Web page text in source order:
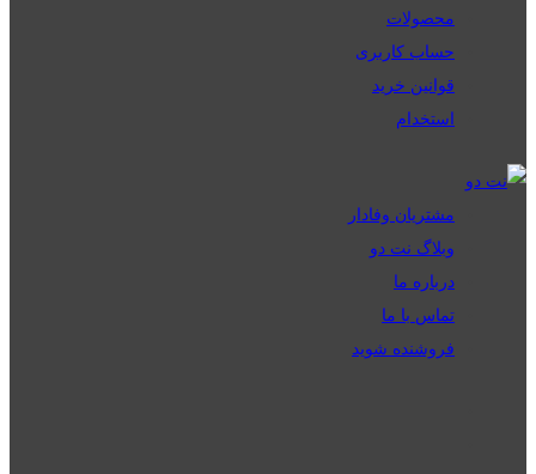
محصولات
حساب کاربری
قوانین خرید
استخدام
مشتریان وفادار
وبلاگ نت دو
درباره ما
تماس با ما
فروشنده شوید